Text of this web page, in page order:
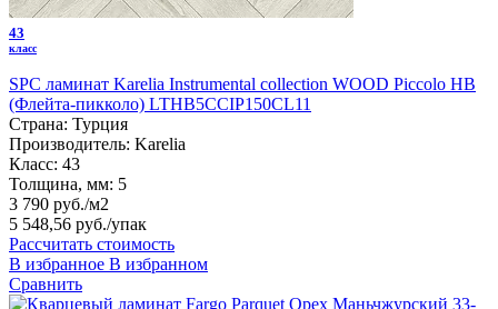
43
класс
SPC ламинат Karelia Instrumental collection WOOD Piccolo HB
(Флейта-пикколо) LTHB5CCIP150CL11
Страна: Турция
Производитель: Karelia
Класс: 43
Толщина, мм: 5
3 790 руб./м2
5 548,56 руб./упак
Рассчитать стоимость
В избранное В избранном
Сравнить